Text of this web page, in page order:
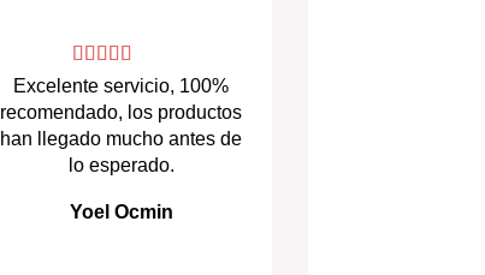
Excelente servicio, 100%
recomendado, los productos
han llegado mucho antes de
lo esperado.
Yoel Ocmin